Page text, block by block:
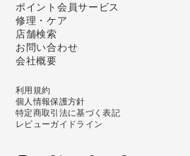
ポイント会員サービス
修理・ケア
店舗検索
お問い合わせ
会社概要
利用規約
個人情報保護方針
特定商取引法に基づく表記
レビューガイドライン